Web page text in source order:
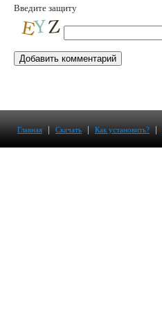
Введите защиту
Главная | Скачать | Как установить? |